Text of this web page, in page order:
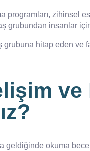
programları, zihinsel
grubundan insanlar
grubuna hitap eden
ve
geldiğinde okuma